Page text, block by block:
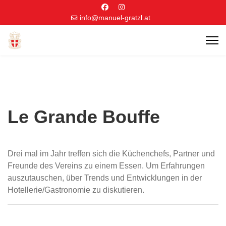
info@manuel-gratzl.at
Le Grande Bouffe
Drei mal im Jahr treffen sich die Küchenchefs, Partner und
Freunde des Vereins zu einem Essen. Um Erfahrungen
auszutauschen, über Trends und Entwicklungen in der
Hotellerie/Gastronomie zu diskutieren.